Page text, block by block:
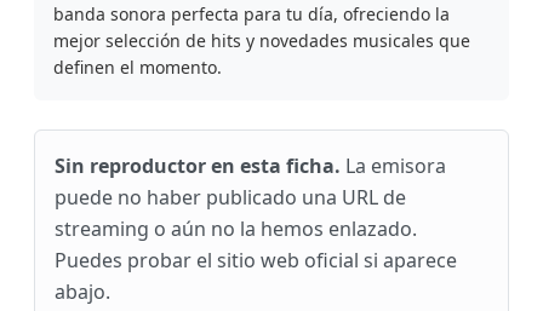
banda sonora perfecta para tu día, ofreciendo la
mejor selección de hits y novedades musicales que
definen el momento.
Sin reproductor en esta ficha. La emisora
puede no haber publicado una URL de
streaming o aún no la hemos enlazado.
Puedes probar el sitio web oficial si aparece
abajo.